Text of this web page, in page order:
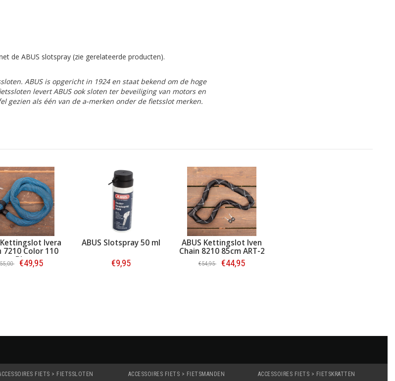
de ABUS slotspray (zie gerelateerde producten).
ABUS is opgericht in 1924 en staat bekend om de hoge
levert ABUS ook sloten ter beveiliging van motors en
gezien als één van de a-merken onder de fietsslot merken.
Kettingslot Ivera
7210 Color 110
cm Blauw
€49,95
ABUS Slotspray 50 ml
€9,95
ABUS Kettingslot Iven
Chain 8210 85cm ART-2
€54,95 €44,95
FIETS > FIETSSLOTEN ACCESSOIRES FIETS > FIETSMANDEN ACCESSOIRES FIETS > FIETSKRATTEN